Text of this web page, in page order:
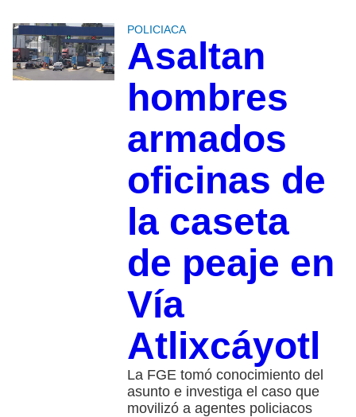
POLICIACA
Asaltan
hombres
armados
oficinas de
la caseta
de peaje en
Vía
Atlixcáyotl
La FGE tomó conocimiento del
asunto e investiga el caso que
movilizó a agentes policiacos